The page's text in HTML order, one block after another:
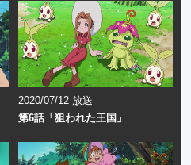
2020/07/12 放送
第6話「狙われた王国」